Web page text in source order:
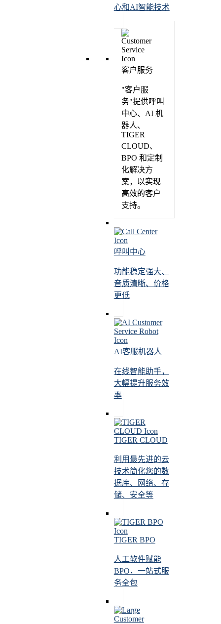
心和AI智能技术
客户服务
"客户服
务"提供呼叫
中心、AI 机
器人、
TIGER
CLOUD、
BPO 和定制
化解决方
案，以实现
高效的客户
支持。
呼叫中心
功能稳定强大、
音质清晰、价格
更低
AI客服机器人
在线智能助手，
大幅提升服务效
率
TIGER CLOUD
利用最先进的云
技术简化您的数
据库、网络、存
储、安全等
TIGER BPO
人工软件赋能
BPO，一站式服
务全包